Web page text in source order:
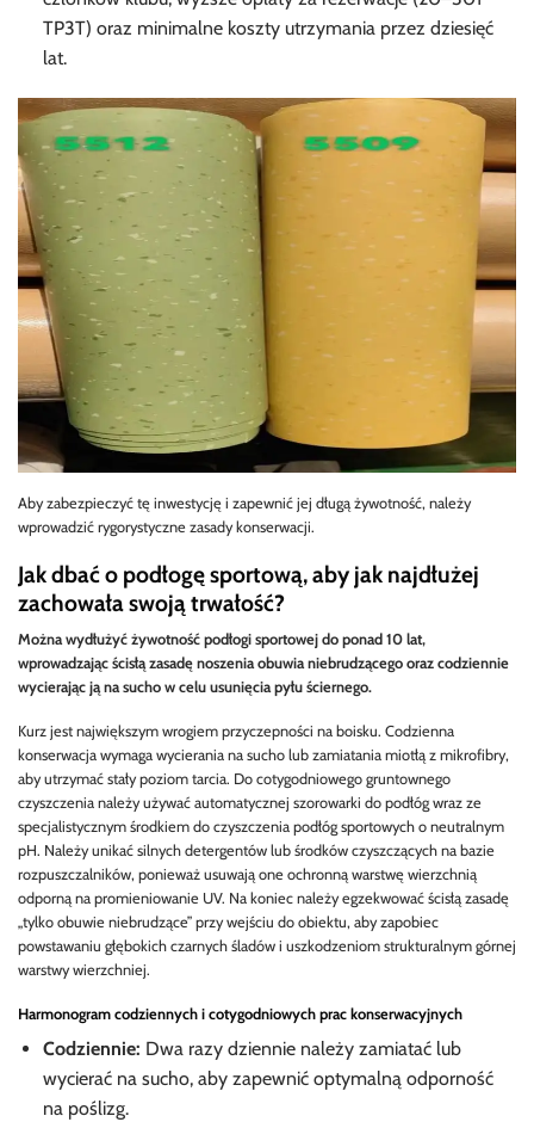
TP3T) oraz minimalne koszty utrzymania przez dziesięć
lat.
Aby zabezpieczyć tę inwestycję i zapewnić jej długą żywotność, należy
wprowadzić rygorystyczne zasady konserwacji.
Jak dbać o podłogę sportową, aby jak najdłużej
zachowała swoją trwałość?
Można wydłużyć żywotność podłogi sportowej do ponad 10 lat,
wprowadzając ścisłą zasadę noszenia obuwia niebrudzącego oraz codziennie
wycierając ją na sucho w celu usunięcia pyłu ściernego.
Kurz jest największym wrogiem przyczepności na boisku. Codzienna
konserwacja wymaga wycierania na sucho lub zamiatania miotłą z mikrofibry,
aby utrzymać stały poziom tarcia. Do cotygodniowego gruntownego
czyszczenia należy używać automatycznej szorowarki do podłóg wraz ze
specjalistycznym środkiem do czyszczenia podłóg sportowych o neutralnym
pH. Należy unikać silnych detergentów lub środków czyszczących na bazie
rozpuszczalników, ponieważ usuwają one ochronną warstwę wierzchnią
odporną na promieniowanie UV. Na koniec należy egzekwować ścisłą zasadę
„tylko obuwie niebrudzące” przy wejściu do obiektu, aby zapobiec
powstawaniu głębokich czarnych śladów i uszkodzeniom strukturalnym górnej
warstwy wierzchniej.
Harmonogram codziennych i cotygodniowych prac konserwacyjnych
Codziennie: Dwa razy dziennie należy zamiatać lub
wycierać na sucho, aby zapewnić optymalną odporność
na poślizg.